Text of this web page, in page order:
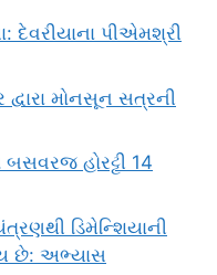
દેવરીયાના પીએમશ્રી
દ્વારા મોનસૂન સત્રની
બસવરજ હોરટ્ટી 14
ડિમેન્શિયાની
છે: અભ્યાસ